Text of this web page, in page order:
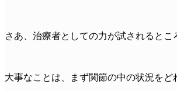
さあ、治療者としての力が試されるとこ
大事なことは、まず関節の中の状況をど